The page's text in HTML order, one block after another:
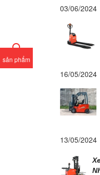
sản phẩm
03/06/2024
16/05/2024
13/05/2024